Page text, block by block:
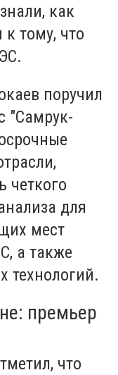
как
тому, что
поручил
"Самрук-
четкого
для
мест
а также
технологий.
премьер
что